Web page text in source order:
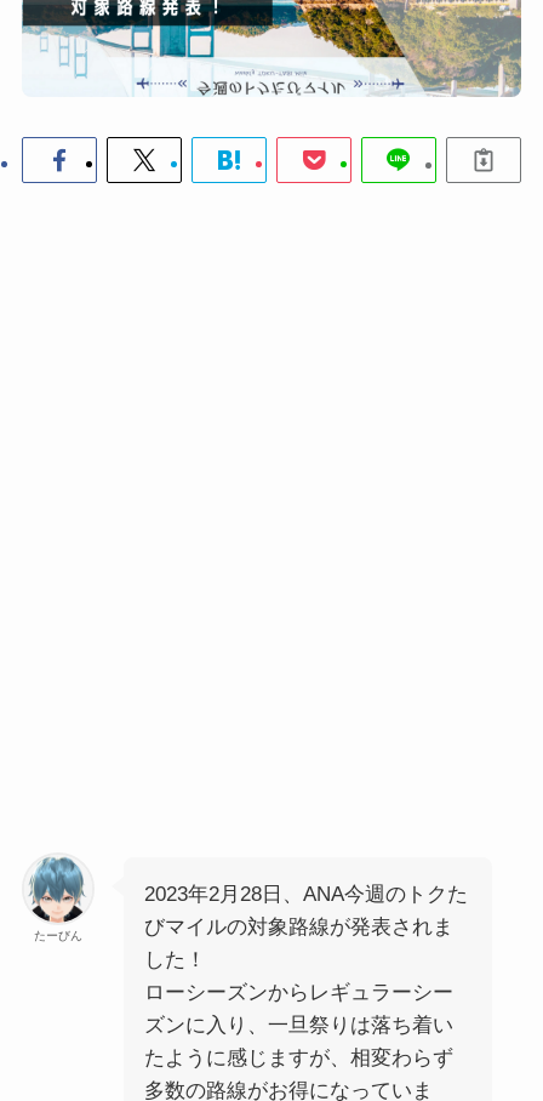
たーびん
2023年2月28日、ANA今週のトクた
びマイルの対象路線が発表されま
した！
ローシーズンからレギュラーシー
ズンに入り、一旦祭りは落ち着い
たように感じますが、相変わらず
多数の路線がお得になっていま